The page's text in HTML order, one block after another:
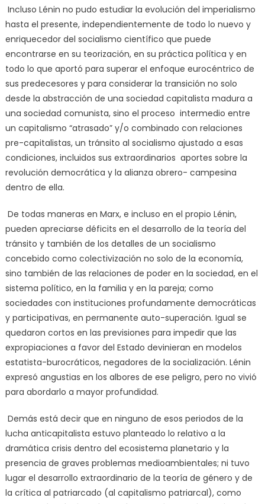
Incluso Lénin no pudo estudiar la evolución del imperialismo
hasta el presente, independientemente de todo lo nuevo y
enriquecedor del socialismo científico que puede
encontrarse en su teorización, en su práctica política y en
todo lo que aportó para superar el enfoque eurocéntrico de
sus predecesores y para considerar la transición no solo
desde la abstracción de una sociedad capitalista madura a
una sociedad comunista, sino el proceso intermedio entre
un capitalismo “atrasado” y/o combinado con relaciones
pre-capitalistas, un tránsito al socialismo ajustado a esas
condiciones, incluidos sus extraordinarios aportes sobre la
revolución democrática y la alianza obrero- campesina
dentro de ella.
De todas maneras en Marx, e incluso en el propio Lénin,
pueden apreciarse déficits en el desarrollo de la teoría del
tránsito y también de los detalles de un socialismo
concebido como colectivización no solo de la economía,
sino también de las relaciones de poder en la sociedad, en el
sistema político, en la familia y en la pareja; como
sociedades con instituciones profundamente democráticas
y participativas, en permanente auto-superación. Igual se
quedaron cortos en las previsiones para impedir que las
expropiaciones a favor del Estado devinieran en modelos
estatista-burocráticos, negadores de la socialización. Lénin
expresó angustias en los albores de ese peligro, pero no vivió
para abordarlo a mayor profundidad.
Demás está decir que en ninguno de esos periodos de la
lucha anticapitalista estuvo planteado lo relativo a la
dramática crisis dentro del ecosistema planetario y la
presencia de graves problemas medioambientales; ni tuvo
lugar el desarrollo extraordinario de la teoría de género y de
la crítica al patriarcado (al capitalismo patriarcal), como